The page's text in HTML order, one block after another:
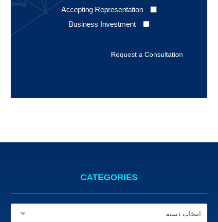
Accepting Representation
Business Investment
CATEGORIES